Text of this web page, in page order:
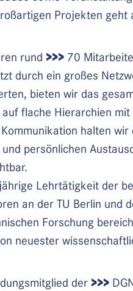
Projekten geht
rund >>> 70
durch ein großes
bieten wir das
flache Hierarchien
halten
persönlichen
Lehrtätigkeit der
an der TU Berlin und
Forschung
neuester
der >>>